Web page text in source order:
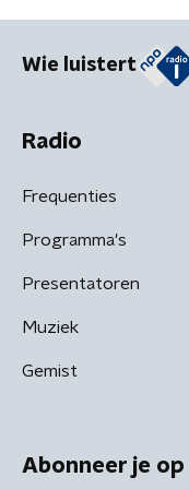
Wie luistert
Radio
Frequenties
Programma's
Presentatoren
Muziek
Gemist
Abonneer je